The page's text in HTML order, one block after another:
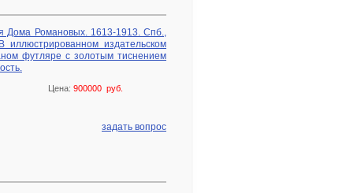
Дома Романовых. 1613-1913. Спб.,
издательском
футляре с золотым тиснением
Цена: 900000 руб.
задать вопрос